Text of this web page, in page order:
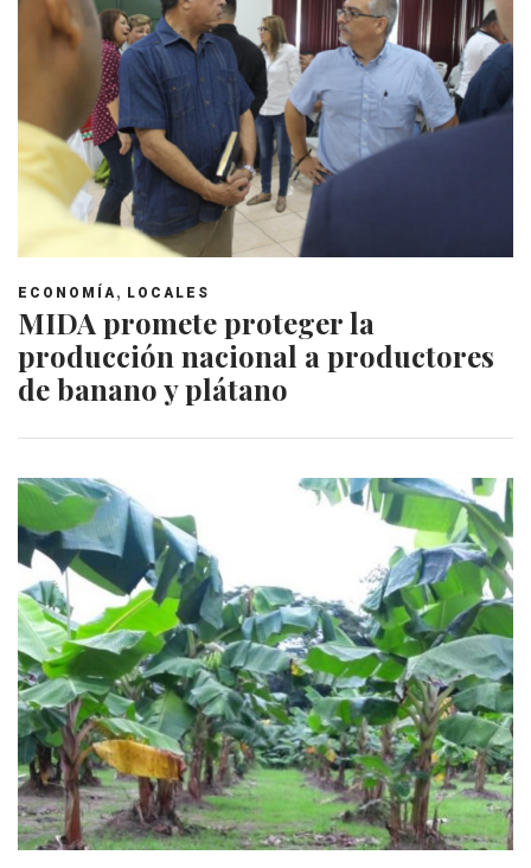
ECONOMÍA, LOCALES
MIDA promete proteger la
producción nacional a productores
de banano y plátano